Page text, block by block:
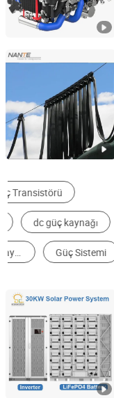
Shaoxing Nante
Zhejiang, China
Transformatör
Bağlama Güç
Yangzhou
Jiangsu, China